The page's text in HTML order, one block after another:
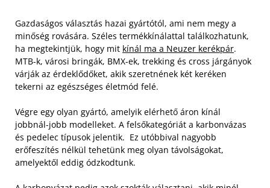
Gazdaságos választás hazai gyártótól, ami nem megy a
minőség rovására. Széles termékkínálattal találkozhatunk,
ha megtekintjük, hogy mit kínál ma a Neuzer kerékpár.
MTB-k, városi bringák, BMX-ek, trekking és cross járgányok
várják az érdeklődőket, akik szeretnének két keréken
tekerni az egészséges életmód felé.
Végre egy olyan gyártó, amelyik elérhető áron kínál
jobbnál-jobb modelleket. A felsőkategóriát a karbonvázas
és pedelec típusok jelentik. Ez utóbbival nagyobb
erőfeszítés nélkül tehetünk meg olyan távolságokat,
amelyektől eddig ódzkodtunk.